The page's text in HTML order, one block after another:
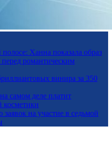
Ханна показала образ
романтическим
винира за 350
самом деле платит
косметики
на участие в седьмой